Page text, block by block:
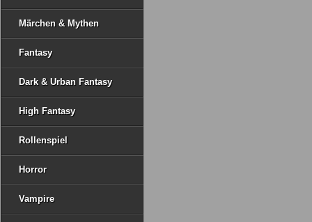
Märchen & Mythen
Fantasy
Dark & Urban Fantasy
High Fantasy
Rollenspiel
Horror
Vampire